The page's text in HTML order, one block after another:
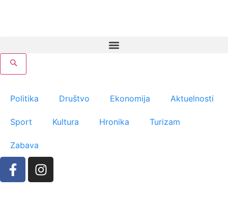
Politika Društvo Ekonomija Aktuelnosti
Sport Kultura Hronika Turizam
Zabava